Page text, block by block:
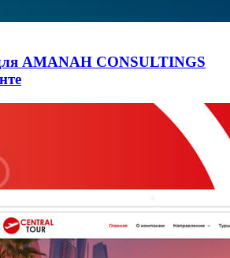
AMANAH CONSULTINGS